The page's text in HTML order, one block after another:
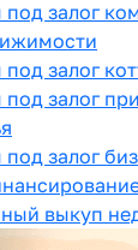
под залог
залог
под залог
залог
выкуп